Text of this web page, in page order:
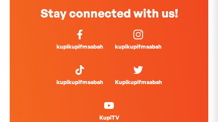
Stay connected with us!
kupikupifmsabah kupikupifmsabah
kupikupifmsabah Kupikupifmsabah
KupiTV